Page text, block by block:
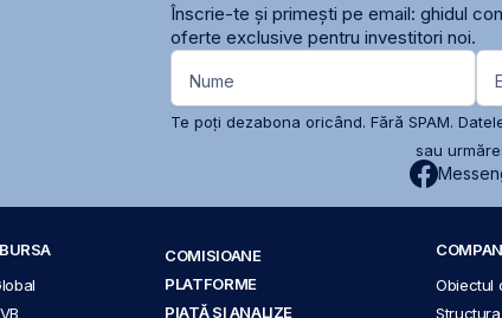
Înscrie-te și primești pe email: ghidul
oferte exclusive pentru investitori noi.
Nume
Te poți dezabona oricând. Fără SPAM.
sau
COMISIOANE
PLATFORME
PIAȚĂ ȘI ANALIZE
Obiectul